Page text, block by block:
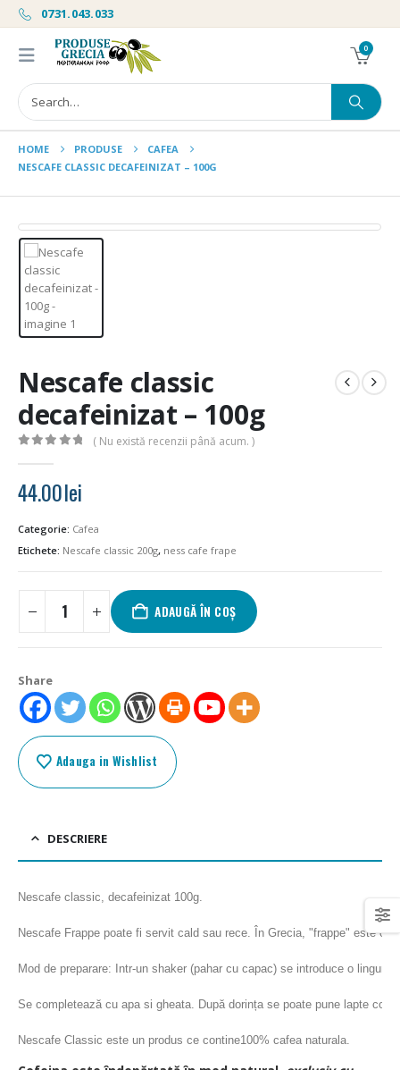
0731.043.033
0
HOME PRODUSE
CAFEA
NESCAFE CLASSIC DECAFEINIZAT – 100G
Nescafe classic
decafeinizat – 100g
( Nu există recenzii până acum. )
44.00lei
Categorie: Cafea
Etichete: Nescafe classic 200g, ness cafe frape
ADAUGĂ ÎN COȘ
Share
Adauga in Wishlist
DESCRIERE
Nescafe classic, decafeinizat 100g.
Nescafe Frappe poate fi servit cald sau rece. În Grecia, "frappe" este o
Mod de preparare: Intr-un shaker (pahar cu capac) se introduce o
Se completează cu apa si gheata. După dorința se poate pune lapte
Nescafe Classic este un produs ce contine100% cafea naturala.